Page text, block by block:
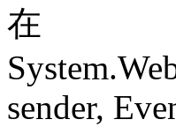
在
sender,